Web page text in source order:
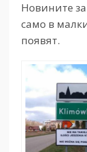
Новините
само в
появят.